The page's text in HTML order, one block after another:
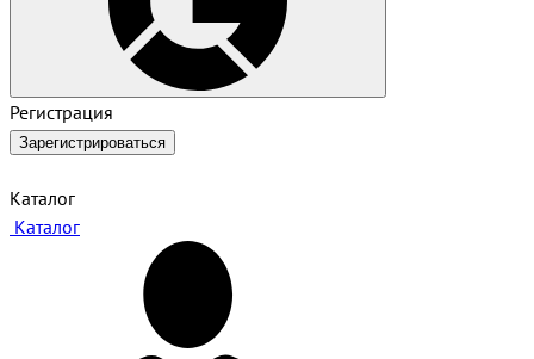
Регистрация
Зарегистрироваться
Каталог
Каталог